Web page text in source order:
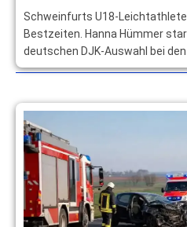
Schweinfurts U18-
Bestzeiten. Hanna Hümmer
deutschen DJK-Auswahl bei